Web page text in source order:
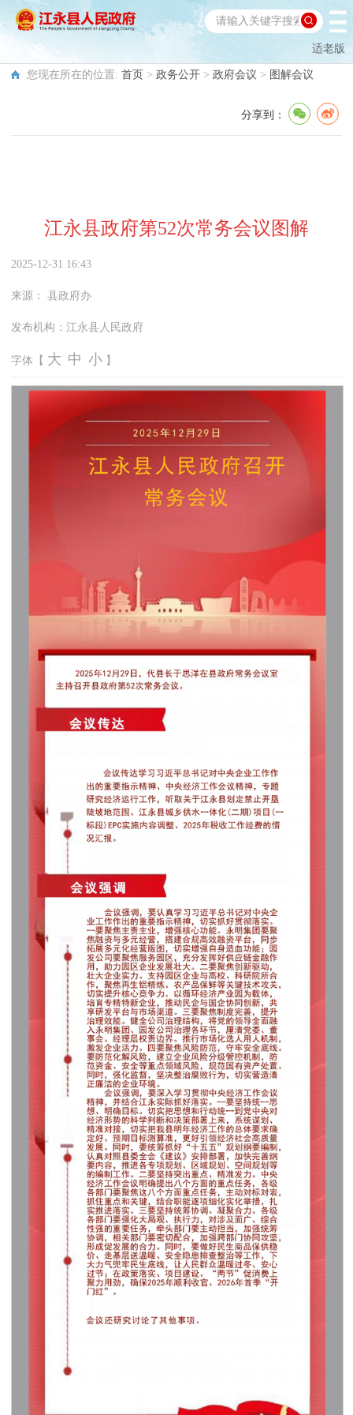
适老版
您现在所在的位置: 首页 > 政务公开 > 政府会议 > 图解会议
分享到：
江永县政府第52次常务会议图解
2025-12-31 16:43
来源： 县政府办
发布机构： 江永县人民政府
字体【 大 中 小 】